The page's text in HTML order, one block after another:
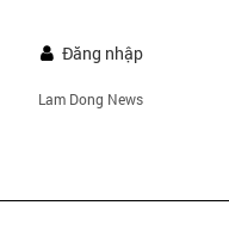
Đăng nhập
Lam Dong News